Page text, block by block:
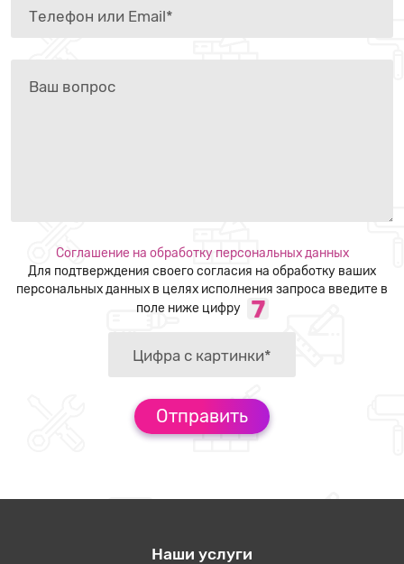
Соглашение на обработку персональных данных
Для подтверждения своего согласия на обработку ваших
персональных данных в целях исполнения запроса введите в
поле ниже цифру
Наши услуги